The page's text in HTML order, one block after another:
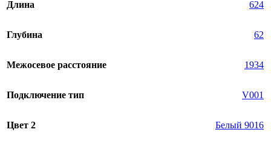
Длина 624
Глубина 62
Межосевое расстояние 1934
Подключение тип V001
Цвет 2 Белый 9016